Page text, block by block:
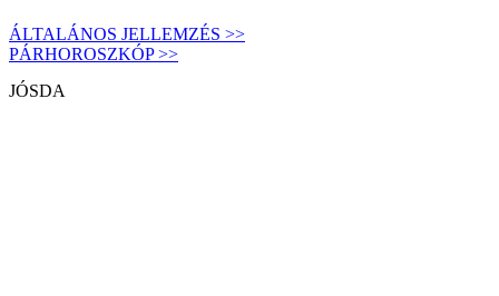
ÁLTALÁNOS JELLEMZÉS >>
PÁRHOROSZKÓP >>
JÓSDA